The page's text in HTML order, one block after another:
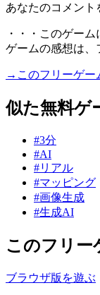
あなたのコメント
・・・このゲー
ゲームの感想は、
→このフリーゲー
似た無料ゲ
#3分
#AI
#リアル
#マッピング
#画像生成
#生成AI
このフリー
ブラウザ版を遊ぶ